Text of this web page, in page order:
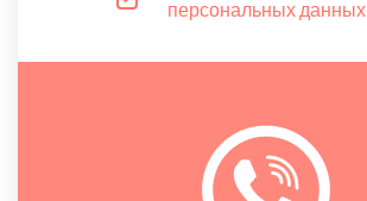
персональных данных